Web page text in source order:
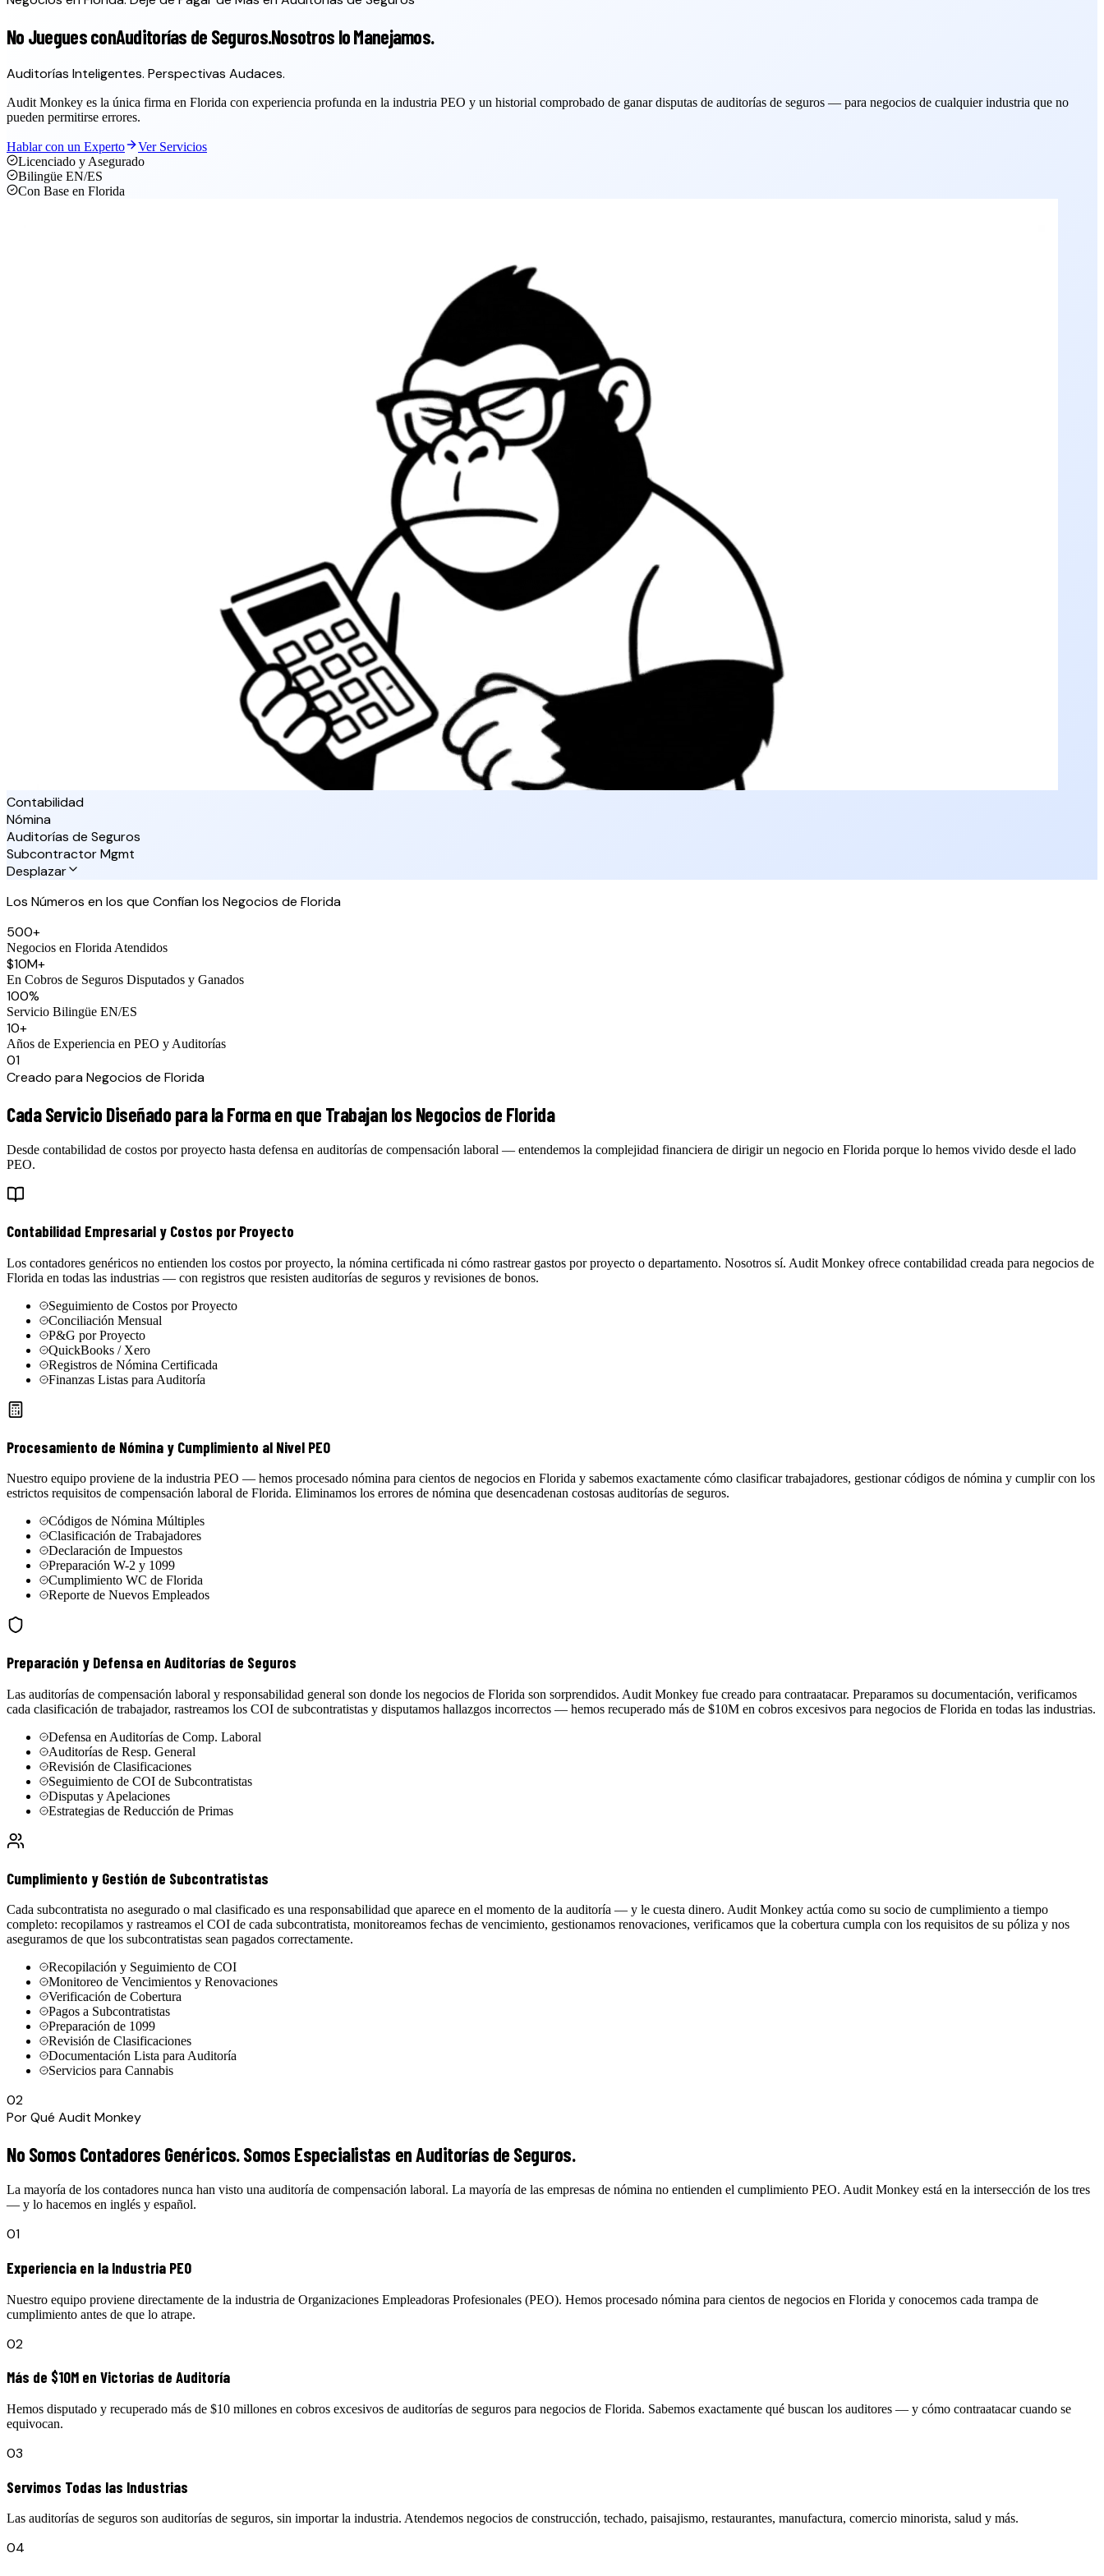
No Juegues conAuditorías de Seguros.Nosotros lo Manejamos.
Auditorías Inteligentes. Perspectivas Audaces.
Audit Monkey es la única firma en Florida con experiencia profunda en la industria PEO y un historial comprobado de ganar disputas de auditorías de seguros — para negocios de cualquier industria que no
pueden permitirse errores.
Hablar con un Experto
Ver Servicios
Licenciado y Asegurado
Bilingüe EN/ES
Con Base en Florida
Contabilidad
Nómina
Auditorías de Seguros
Subcontractor Mgmt
Desplazar
Los Números en los que Confían los Negocios de Florida
500+
Negocios en Florida Atendidos
$10M+
En Cobros de Seguros Disputados y Ganados
100%
Servicio Bilingüe EN/ES
10+
Años de Experiencia en PEO y Auditorías
01
Creado para Negocios de Florida
Cada Servicio Diseñado para la Forma en que Trabajan los Negocios de Florida
Desde contabilidad de costos por proyecto hasta defensa en auditorías de compensación laboral — entendemos la complejidad financiera de dirigir un negocio en Florida porque lo hemos vivido desde el lado
PEO.
Contabilidad Empresarial y Costos por Proyecto
Los contadores genéricos no entienden los costos por proyecto, la nómina certificada ni cómo rastrear gastos por proyecto o departamento. Nosotros sí. Audit Monkey ofrece contabilidad creada para negocios de
Florida en todas las industrias — con registros que resisten auditorías de seguros y revisiones de bonos.
Seguimiento de Costos por Proyecto
Conciliación Mensual
P&G por Proyecto
QuickBooks / Xero
Registros de Nómina Certificada
Finanzas Listas para Auditoría
Procesamiento de Nómina y Cumplimiento al Nivel PEO
Nuestro equipo proviene de la industria PEO — hemos procesado nómina para cientos de negocios en Florida y sabemos exactamente cómo clasificar trabajadores, gestionar códigos de nómina y cumplir con los
estrictos requisitos de compensación laboral de Florida. Eliminamos los errores de nómina que desencadenan costosas auditorías de seguros.
Códigos de Nómina Múltiples
Clasificación de Trabajadores
Declaración de Impuestos
Preparación W-2 y 1099
Cumplimiento WC de Florida
Reporte de Nuevos Empleados
Preparación y Defensa en Auditorías de Seguros
Las auditorías de compensación laboral y responsabilidad general son donde los negocios de Florida son sorprendidos. Audit Monkey fue creado para contraatacar. Preparamos su documentación, verificamos
cada clasificación de trabajador, rastreamos los COI de subcontratistas y disputamos hallazgos incorrectos — hemos recuperado más de $10M en cobros excesivos para negocios de Florida en todas las industrias.
Defensa en Auditorías de Comp. Laboral
Auditorías de Resp. General
Revisión de Clasificaciones
Seguimiento de COI de Subcontratistas
Disputas y Apelaciones
Estrategias de Reducción de Primas
Cumplimiento y Gestión de Subcontratistas
Cada subcontratista no asegurado o mal clasificado es una responsabilidad que aparece en el momento de la auditoría — y le cuesta dinero. Audit Monkey actúa como su socio de cumplimiento a tiempo
completo: recopilamos y rastreamos el COI de cada subcontratista, monitoreamos fechas de vencimiento, gestionamos renovaciones, verificamos que la cobertura cumpla con los requisitos de su póliza y nos
aseguramos de que los subcontratistas sean pagados correctamente.
Recopilación y Seguimiento de COI
Monitoreo de Vencimientos y Renovaciones
Verificación de Cobertura
Pagos a Subcontratistas
Preparación de 1099
Revisión de Clasificaciones
Documentación Lista para Auditoría
Servicios para Cannabis
02
Por Qué Audit Monkey
No Somos Contadores Genéricos. Somos Especialistas en Auditorías de Seguros.
La mayoría de los contadores nunca han visto una auditoría de compensación laboral. La mayoría de las empresas de nómina no entienden el cumplimiento PEO. Audit Monkey está en la intersección de los tres
— y lo hacemos en inglés y español.
01
Experiencia en la Industria PEO
Nuestro equipo proviene directamente de la industria de Organizaciones Empleadoras Profesionales (PEO). Hemos procesado nómina para cientos de negocios en Florida y conocemos cada trampa de
cumplimiento antes de que lo atrape.
02
Más de $10M en Victorias de Auditoría
Hemos disputado y recuperado más de $10 millones en cobros excesivos de auditorías de seguros para negocios de Florida. Sabemos exactamente qué buscan los auditores — y cómo contraatacar cuando se
equivocan.
03
Servimos Todas las Industrias
Las auditorías de seguros son auditorías de seguros, sin importar la industria. Atendemos negocios de construcción, techado, paisajismo, restaurantes, manufactura, comercio minorista, salud y más.
04